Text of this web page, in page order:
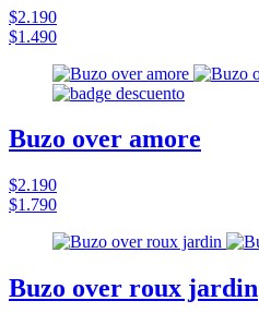
$2.190
$1.490
Buzo over amore
$2.190
$1.790
Buzo over roux jardin